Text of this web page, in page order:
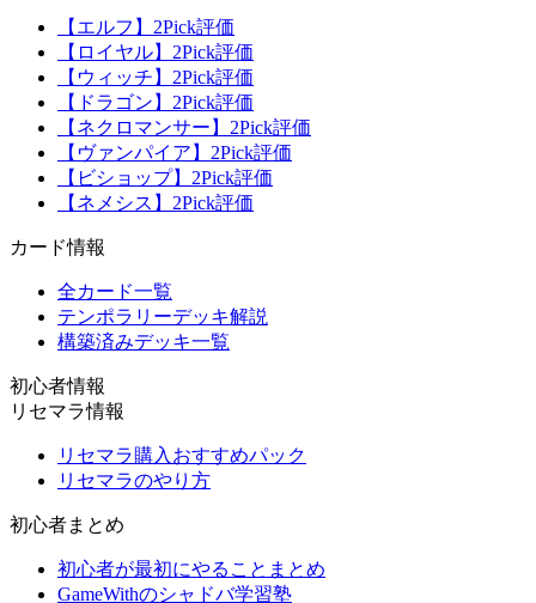
【エルフ】2Pick評価
【ロイヤル】2Pick評価
【ウィッチ】2Pick評価
【ドラゴン】2Pick評価
【ネクロマンサー】2Pick評価
【ヴァンパイア】2Pick評価
【ビショップ】2Pick評価
【ネメシス】2Pick評価
カード情報
全カード一覧
テンポラリーデッキ解説
構築済みデッキ一覧
初心者情報
リセマラ情報
リセマラ購入おすすめパック
リセマラのやり方
初心者まとめ
初心者が最初にやることまとめ
GameWithのシャドバ学習塾